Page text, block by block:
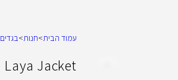
עמוד הבית>חנות>בגדים
Laya Jacket